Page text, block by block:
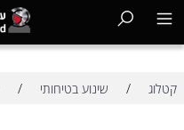
קטלוג / שינוע בטיחותי /